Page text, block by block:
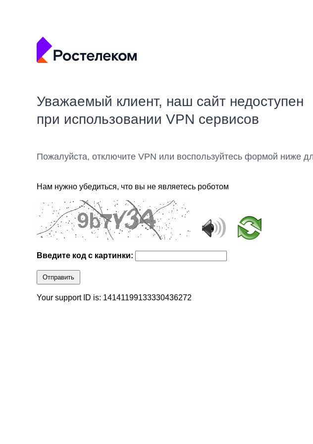
Уважаемый клиент, наш сайт недоступен
при использовании VPN сервисов
Пожалуйста, отключите VPN или воспользуйтесь формой ниже
Нам нужно убедиться, что вы не являетесь роботом
Введите код с картинки:
Отправить
Your support ID is: 14141199133330436272